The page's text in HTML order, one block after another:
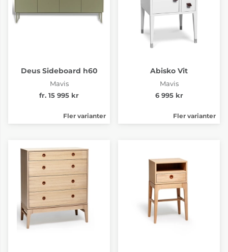
Deus Sideboard h60
Mavis
fr. 15 995 kr
Fler varianter
Abisko Vit
Mavis
6 995 kr
Fler varianter